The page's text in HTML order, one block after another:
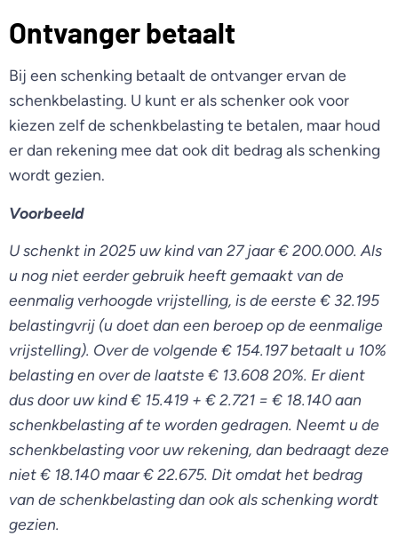
Ontvanger betaalt
Bij een schenking betaalt de ontvanger ervan de
schenkbelasting. U kunt er als schenker ook voor
kiezen zelf de schenkbelasting te betalen, maar houd
er dan rekening mee dat ook dit bedrag als schenking
wordt gezien.
Voorbeeld
U schenkt in 2025 uw kind van 27 jaar € 200.000. Als
u nog niet eerder gebruik heeft gemaakt van de
eenmalig verhoogde vrijstelling, is de eerste € 32.195
belastingvrij (u doet dan een beroep op de eenmalige
vrijstelling). Over de volgende € 154.197 betaalt u 10%
belasting en over de laatste € 13.608 20%. Er dient
dus door uw kind € 15.419 + € 2.721 = € 18.140 aan
schenkbelasting af te worden gedragen. Neemt u de
schenkbelasting voor uw rekening, dan bedraagt deze
niet € 18.140 maar € 22.675. Dit omdat het bedrag
van de schenkbelasting dan ook als schenking wordt
gezien.